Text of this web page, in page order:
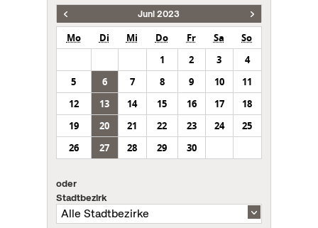
Juni 2023
Mo Di Mi Do Fr Sa
So
1
2 3
4
5
6 7 8 9 10
11
12
13 14 15 16 17
18
19
20 21 22 23 24
25
26
27 28 29 30
oder
Stadtbezirk